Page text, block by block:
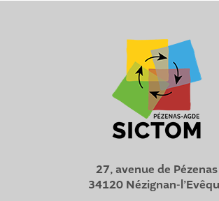
27, avenue de Pézenas
34120 Nézignan-